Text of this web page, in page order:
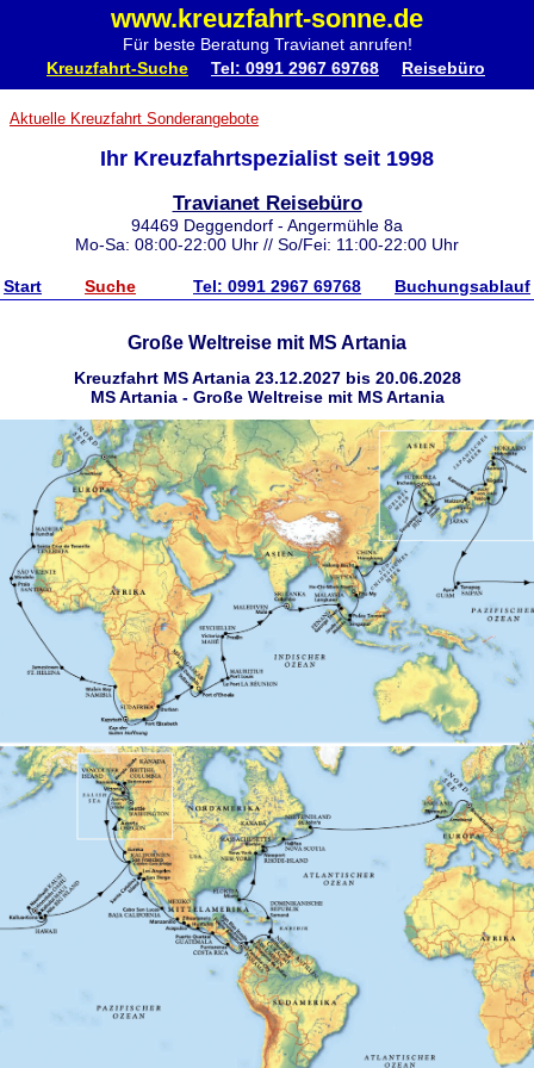
www.kreuzfahrt-sonne.de
Für beste Beratung Travianet anrufen!
Kreuzfahrt-Suche Tel: 0991 2967 69768 Reisebüro
Aktuelle Kreuzfahrt Sonderangebote
Ihr Kreuzfahrtspezialist seit 1998
Travianet Reisebüro
94469 Deggendorf - Angermühle 8a
Mo-Sa: 08:00-22:00 Uhr // So/Fei: 11:00-22:00 Uhr
Start Suche Tel: 0991 2967 69768 Buchungsablauf
Große Weltreise mit MS Artania
Kreuzfahrt MS Artania 23.12.2027 bis 20.06.2028
MS Artania - Große Weltreise mit MS Artania